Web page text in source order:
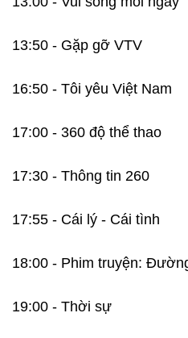
13:50 - Gặp gỡ VTV
16:50 - Tôi yêu Việt Nam
17:00 - 360 độ thể thao
17:30 - Thông tin 260
17:55 - Cái lý - Cái tình
18:00 - Phim truyện:
19:00 - Thời sự